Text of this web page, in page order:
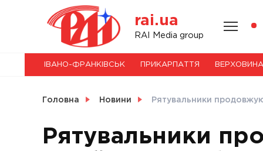
rai.ua
RAI Media group
НОВИНИ
СВІТ
ІВАНО-ФРАНКІВСЬК ПРИКАРПАТТЯ ВЕРХОВИНА
Головна Новини Рятувальники
Рятувальники